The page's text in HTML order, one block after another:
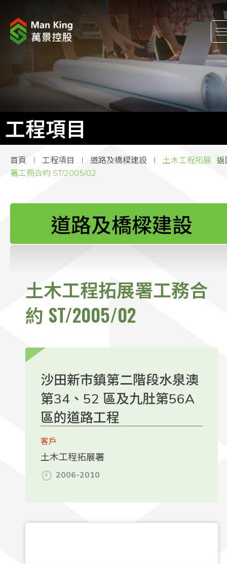
工程項目
首頁 工程項目 道路及橋樑建設
土木工程拓展
署工務合約 ST/2005/02
返
道路及橋樑建設
土木工程拓展署工務合
約 ST/2005/02
沙田新市鎮第二階段水泉澳
第34、52 區及九肚第56A
區的道路工程
客戶
土木工程拓展署
2006-2010
關於我們
股東關係
工程項目
企業消息
企業社會責任